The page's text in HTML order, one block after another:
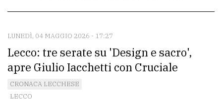
CONTATTI
La
redazione
Scrivici
Per
LUNEDÌ, 04 MAGGIO 2026 - 17:27
Lecco: tre serate su 'Design e sacro',
apre Giulio Iacchetti con Cruciale
CRONACA LECCHESE
LECCO